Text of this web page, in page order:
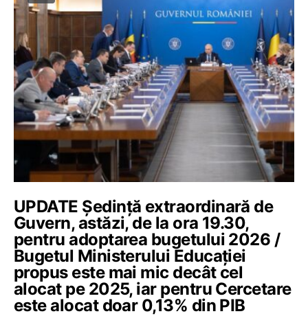
UPDATE Ședință extraordinară de
Guvern, astăzi, de la ora 19.30,
pentru adoptarea bugetului 2026 /
Bugetul Ministerului Educației
propus este mai mic decât cel
alocat pe 2025, iar pentru Cercetare
este alocat doar 0,13% din PIB